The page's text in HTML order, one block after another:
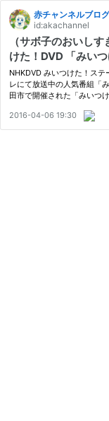
赤チャンネルブログ
id:akachannel
（サボ子のおいし
けた！DVD 「みい
が発売中
NHKDVD みいつけた！ス
レにて放送中の人気番組「
田市で開催された「みいつ
バーが、ステージで歌って
いDVD…
2016-04-06 19:30